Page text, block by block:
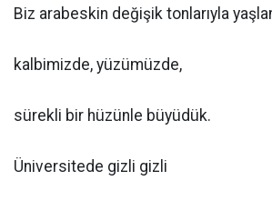
Biz arabeskin değişik tonlarıyla
kalbimizde, yüzümüzde,
sürekli bir hüzünle büyüdük.
Üniversitede gizli gizli